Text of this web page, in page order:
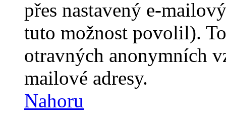
přes nastavený e-
tuto možnost povolil).
otravných anonymních
mailové adresy.
Nahoru